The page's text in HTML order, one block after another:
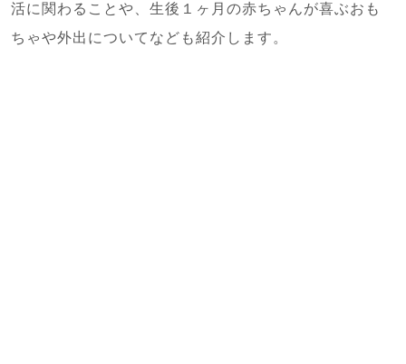
活に関わることや、生後１ヶ月の赤ちゃんが喜ぶおも
ちゃや外出についてなども紹介します。